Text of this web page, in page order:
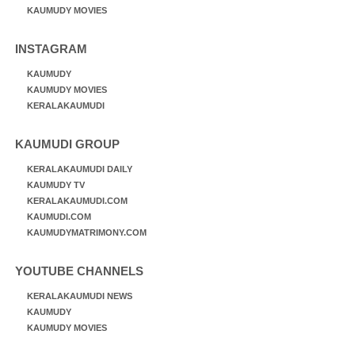
KAUMUDY MOVIES
INSTAGRAM
KAUMUDY
KAUMUDY MOVIES
KERALAKAUMUDI
KAUMUDI GROUP
KERALAKAUMUDI DAILY
KAUMUDY TV
KERALAKAUMUDI.COM
KAUMUDI.COM
KAUMUDYMATRIMONY.COM
YOUTUBE CHANNELS
KERALAKAUMUDI NEWS
KAUMUDY
KAUMUDY MOVIES